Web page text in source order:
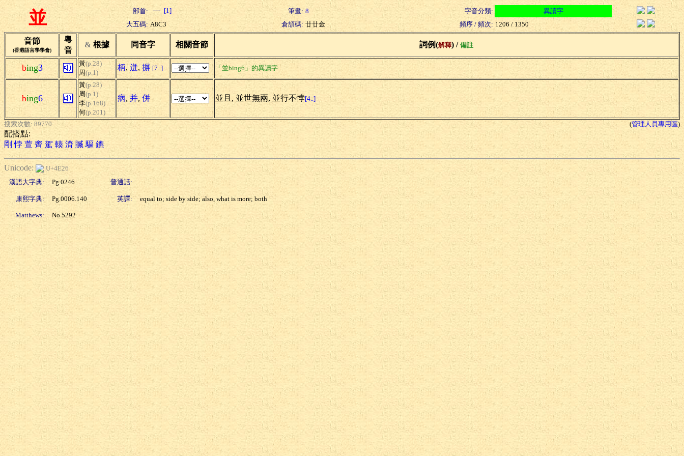
並 部首: [1] 筆畫: 8 字音分類:
異讀字
大五碼: A8C3 倉頡碼: 廿廿金 頻序 / 頻次: 1206 / 1350
音節
(香港語言學學會)
粵
音
& 根據 同音字 相關音節 詞例(解釋) / 備註
bing3 黃(p.28)
周(p.1)
柄, 迸, 摒 [7..] 「並bing6」的異讀字
bing6
黃(p.28)
周(p.1)
李(p.168)
何(p.201)
病, 并, 併 並且, 並世無兩, 並行不悖[4..]
搜索次數: 89770 (管理人員專用區)
配搭點:
剛 悖 萱 齊 駕 輳 濟 贓 驅 鑣
Unicode:
U+4E26
漢語大字典:
Pg.0246 普通話:
康熙字典: Pg.0006.140 英譯: equal to; side by side; also, what is more; both
Matthews: No.5292